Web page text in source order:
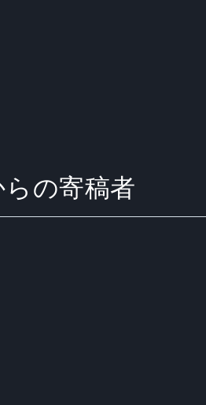
の寄稿者